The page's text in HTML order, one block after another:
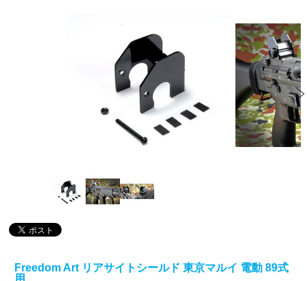
Freedom Art リアサイトシールド 東京マルイ 電動 89式